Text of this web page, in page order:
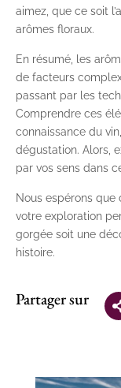
aimez, que ce soit
arômes floraux.
En résumé, les
de facteurs
passant par les
Comprendre ces
connaissance du
dégustation. Alors,
par vos sens dans
Nous espérons
votre exploration
gorgée soit une
histoire.
Partager sur